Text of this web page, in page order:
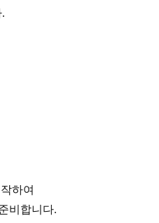
.
하여
비합니다.